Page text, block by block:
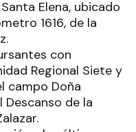
Elena, ubicado
1616, de la
con
Regional Siete y
campo Doña
Descanso de la